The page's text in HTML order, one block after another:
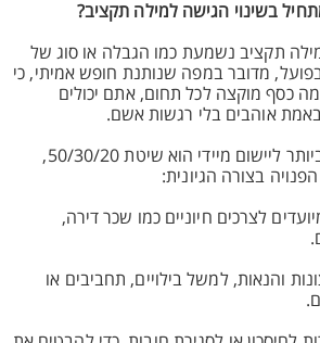
בשינוי הגישה למילה תקציב?
תקציב נשמעת כמו הגבלה או סוג של
מדובר במפה שנותנת חופש אמיתי, כי
כסף מוקצה לכל תחום, אתם יכולים
אוהבים בלי רגשות אשם.
אחד הכלים הפשוטים ביותר ליישום מיידי הוא שיטת 50/30/20,
בצורה הגיונית:
לצרכים חיוניים כמו שכר דירה,
והנאות, למשל בילויים, תחביבים או